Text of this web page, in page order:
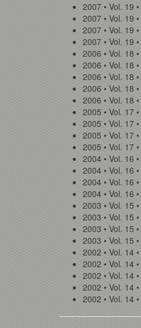
2007 • Vol. 19 •
2007 • Vol. 19 •
2007 • Vol. 19 •
2007 • Vol. 19 •
2006 • Vol. 18 •
2006 • Vol. 18 •
2006 • Vol. 18 •
2006 • Vol. 18 •
2006 • Vol. 18 •
2005 • Vol. 17 •
2005 • Vol. 17 •
2005 • Vol. 17 •
2005 • Vol. 17 •
2004 • Vol. 16 •
2004 • Vol. 16 •
2004 • Vol. 16 •
2004 • Vol. 16 •
2003 • Vol. 15 •
2003 • Vol. 15 •
2003 • Vol. 15 •
2003 • Vol. 15 •
2002 • Vol. 14 •
2002 • Vol. 14 •
2002 • Vol. 14 •
2002 • Vol. 14 •
2002 • Vol. 14 •